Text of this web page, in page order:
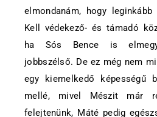
elmondanám, hogy
Kell védekező- és támadó
ha Sós Bence is
jobbszélső. De ez még nem
egy kiemelkedő képességű
mellé, mivel Mészit már
felejtenünk, Máté pedig